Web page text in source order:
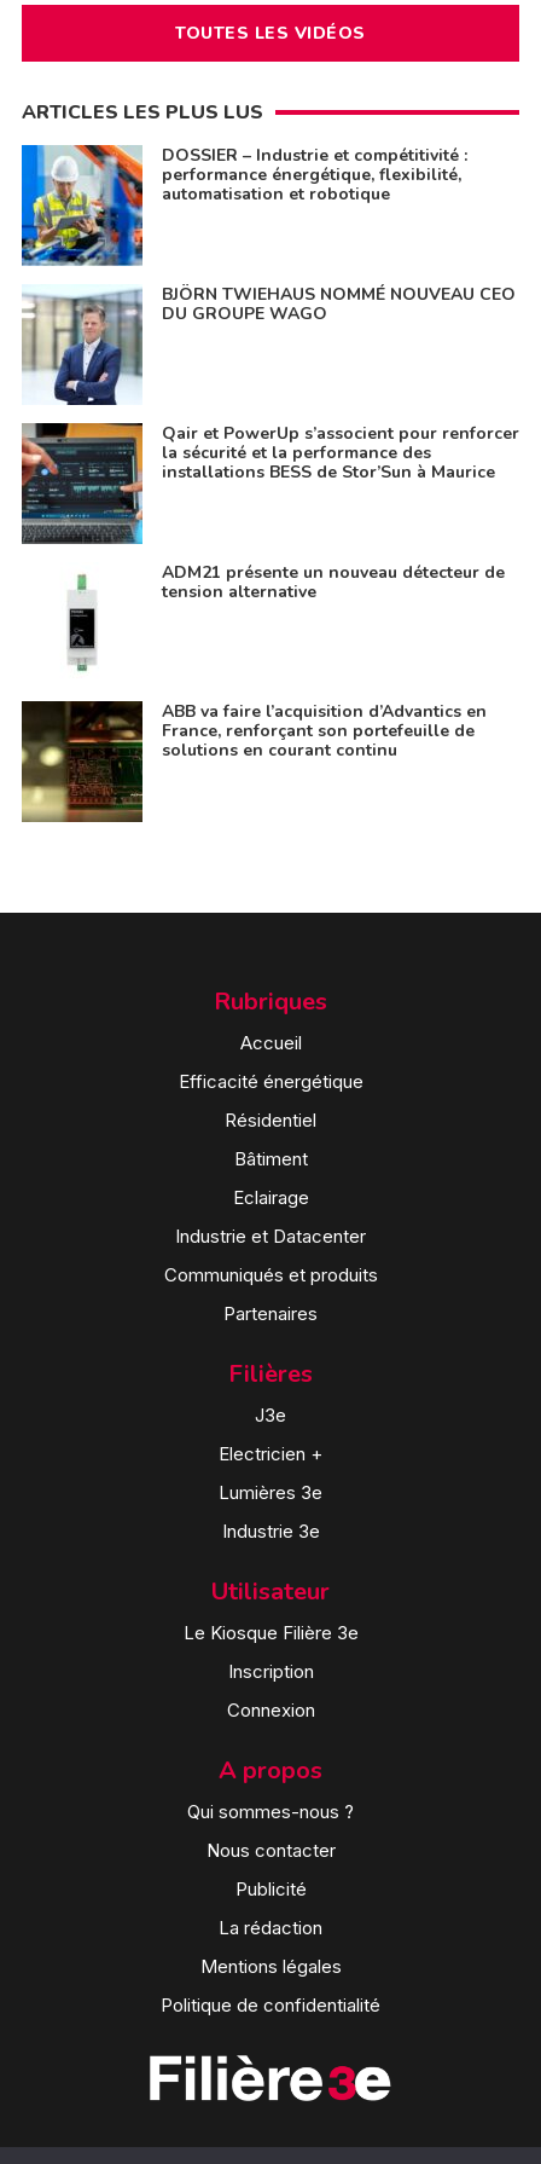
TOUTES LES VIDÉOS
ARTICLES LES PLUS LUS
DOSSIER – Industrie et compétitivité :
performance énergétique, flexibilité,
automatisation et robotique
BJÖRN TWIEHAUS NOMMÉ NOUVEAU CEO
DU GROUPE WAGO
Qair et PowerUp s’associent pour renforcer
la sécurité et la performance des
installations BESS de Stor’Sun à Maurice
ADM21 présente un nouveau détecteur de
tension alternative
ABB va faire l’acquisition d’Advantics en
France, renforçant son portefeuille de
solutions en courant continu
Rubriques
Accueil
Efficacité énergétique
Résidentiel
Bâtiment
Eclairage
Industrie et Datacenter
Communiqués et produits
Partenaires
Filières
J3e
Electricien +
Lumières 3e
Industrie 3e
Utilisateur
Le Kiosque Filière 3e
Inscription
Connexion
A propos
Qui sommes-nous ?
Nous contacter
Publicité
La rédaction
Mentions légales
Politique de confidentialité